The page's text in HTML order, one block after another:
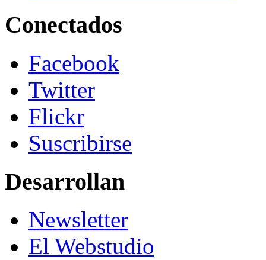
Conectados
Facebook
Twitter
Flickr
Suscribirse
Desarrollan
Newsletter
El Webstudio